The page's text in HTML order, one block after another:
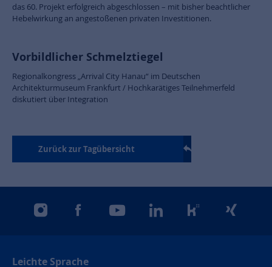
das 60. Projekt erfolgreich abgeschlossen – mit bisher beachtlicher
Hebelwirkung an angestoßenen privaten Investitionen.
Vorbildlicher Schmelztiegel
Regionalkongress „Arrival City Hanau“ im Deutschen
Architekturmuseum Frankfurt / Hochkarätiges Teilnehmerfeld
diskutiert über Integration
Zurück zur Tagübersicht
instagramfacebookyoutubelinkedinkununuxing
Leichte Sprache